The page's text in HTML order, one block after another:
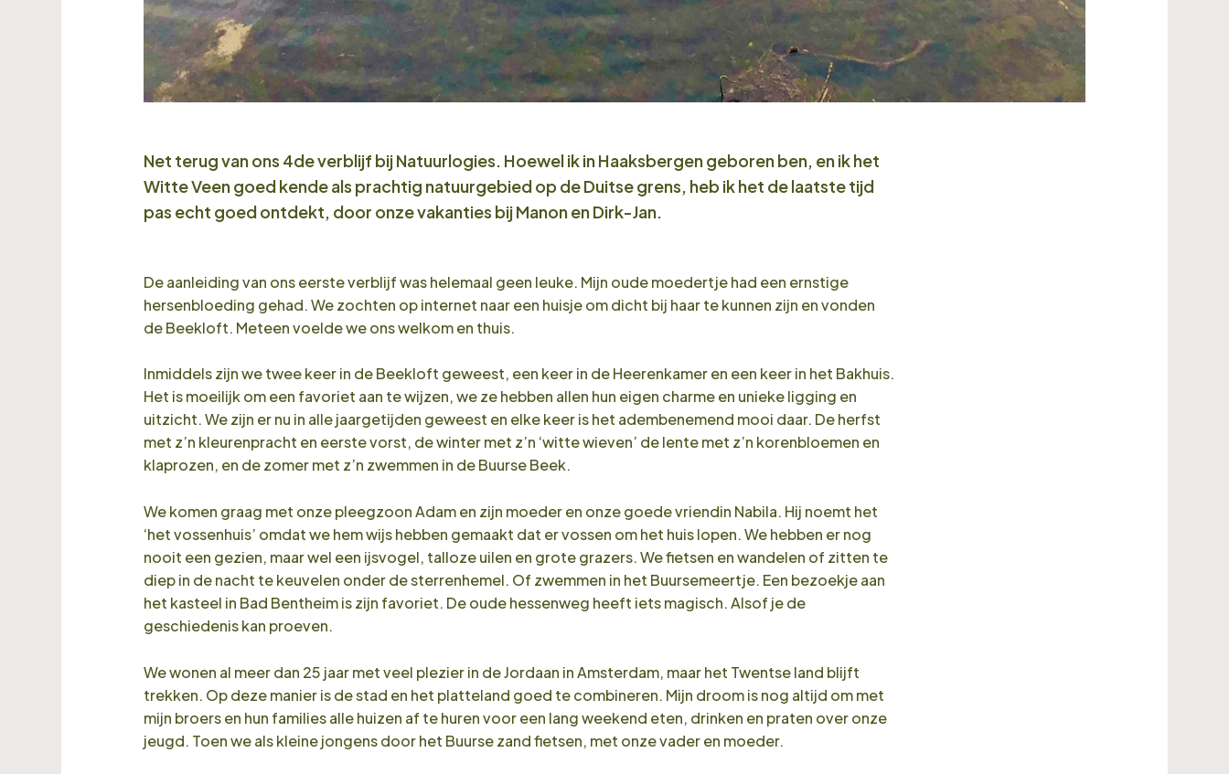
Net terug van ons 4de verblijf bij Natuurlogies. Hoewel ik in Haaksbergen geboren ben, en ik het
Witte Veen goed kende als prachtig natuurgebied op de Duitse grens, heb ik het de laatste tijd
pas echt goed ontdekt, door onze vakanties bij Manon en Dirk-Jan.
De aanleiding van ons eerste verblijf was helemaal geen leuke. Mijn oude moedertje had een ernstige
hersenbloeding gehad. We zochten op internet naar een huisje om dicht bij haar te kunnen zijn en vonden
de Beekloft. Meteen voelde we ons welkom en thuis.
Inmiddels zijn we twee keer in de Beekloft geweest, een keer in de Heerenkamer en een keer in het Bakhuis.
Het is moeilijk om een favoriet aan te wijzen, we ze hebben allen hun eigen charme en unieke ligging en
uitzicht. We zijn er nu in alle jaargetijden geweest en elke keer is het adembenemend mooi daar. De herfst
met z’n kleurenpracht en eerste vorst, de winter met z’n ‘witte wieven’ de lente met z’n korenbloemen en
klaprozen, en de zomer met z’n zwemmen in de Buurse Beek.
We komen graag met onze pleegzoon Adam en zijn moeder en onze goede vriendin Nabila. Hij noemt het
‘het vossenhuis’ omdat we hem wijs hebben gemaakt dat er vossen om het huis lopen. We hebben er nog
nooit een gezien, maar wel een ijsvogel, talloze uilen en grote grazers. We fietsen en wandelen of zitten te
diep in de nacht te keuvelen onder de sterrenhemel. Of zwemmen in het Buursemeertje. Een bezoekje aan
het kasteel in Bad Bentheim is zijn favoriet. De oude hessenweg heeft iets magisch. Alsof je de
geschiedenis kan proeven.
We wonen al meer dan 25 jaar met veel plezier in de Jordaan in Amsterdam, maar het Twentse land blijft
trekken. Op deze manier is de stad en het platteland goed te combineren. Mijn droom is nog altijd om met
mijn broers en hun families alle huizen af te huren voor een lang weekend eten, drinken en praten over onze
jeugd. Toen we als kleine jongens door het Buurse zand fietsen, met onze vader en moeder.